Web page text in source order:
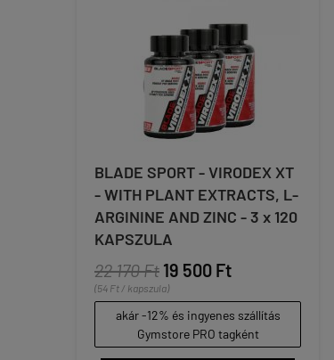
BLADE SPORT - VIRODEX XT
- WITH PLANT EXTRACTS, L-
ARGININE AND ZINC - 3 x 120
KAPSZULA
22 170 Ft 19 500 Ft
(54 Ft / kapszula)
akár -12% és ingyenes szállítás
Gymstore PRO tagként